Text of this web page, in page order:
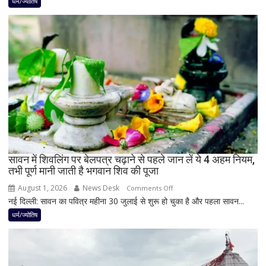
बनेगा
बुध-
शनि
नवपंचम
योग,
इन
3
राशियों
पर
रह
प्रभाव,
सावन में शिवलिंग पर बेलपत्र चढ़ाने से पहले जान लें ये 4 अहम नियम,
तभी पूर्ण मानी जाती है भगवान शिव की पूजा
August 1, 2026 News Desk Comments Offon
सावन
शिवलिंग
नई दिल्ली: सावन का पवित्र महीना 30 जुलाई से शुरू हो चुका है और पहला सावन...
धर्म/ज्योतिष